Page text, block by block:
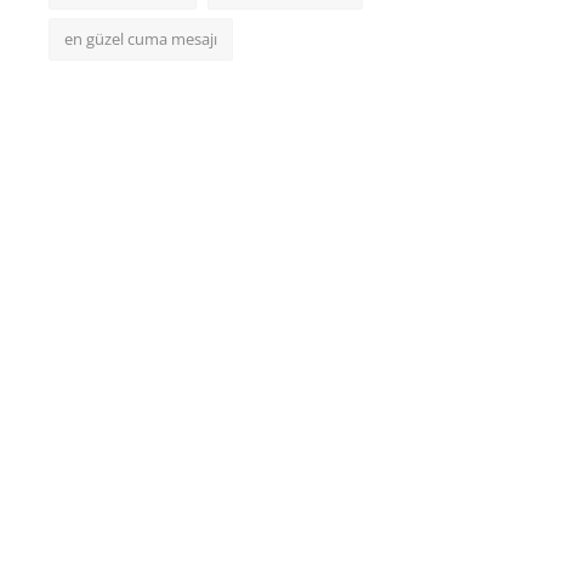
en güzel cuma mesajı